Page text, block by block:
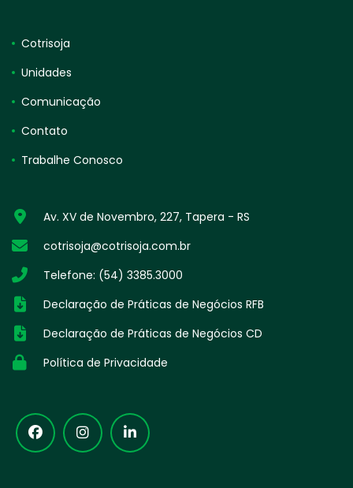
Cotrisoja
Unidades
Comunicação
Contato
Trabalhe Conosco
Av. XV de Novembro, 227, Tapera - RS
cotrisoja@cotrisoja.com.br
Telefone: (54) 3385.3000
Declaração de Práticas de Negócios RFB
Declaração de Práticas de Negócios CD
Política de Privacidade